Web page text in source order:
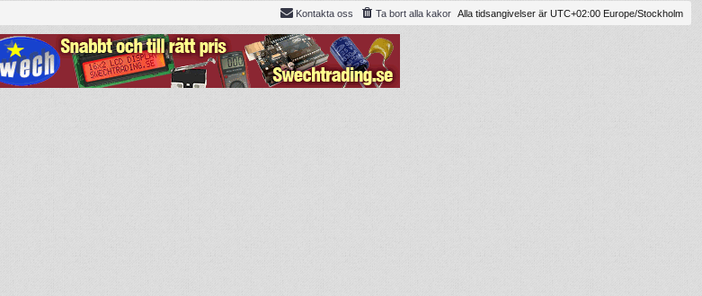
Alla tidsangivelser är UTC+02:00 Europe/Stockholm
Ta bort alla kakor
Kontakta oss